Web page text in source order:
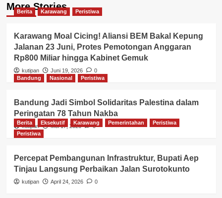
More Stories
Berita Karawang Peristiwa
Karawang Moal Cicing! Aliansi BEM Bakal Kepung
Jalanan 23 Juni, Protes Pemotongan Anggaran
Rp800 Miliar hingga Kabinet Gemuk
kutipan Juni 19, 2026
0
Bandung
Nasional Peristiwa
Bandung Jadi Simbol Solidaritas Palestina dalam
Peringatan 78 Tahun Nakba
kutipan Mei 17, 2026 0
Berita Eksekutif Karawang Pemerintahan
Peristiwa
Peristiwa
Percepat Pembangunan Infrastruktur, Bupati Aep
Tinjau Langsung Perbaikan Jalan Surotokunto
kutipan April 24, 2026 0